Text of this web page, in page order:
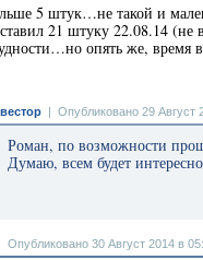
5 штук…не такой и
21 штуку 22.08.14
опять же, время
| Опубликовано 29 Август
Роман, по возможности
Думаю, всем будет
Опубликовано 30 Август 2014 в